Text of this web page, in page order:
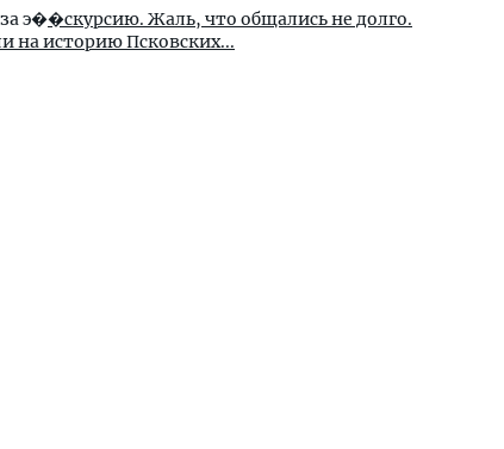
э��скурсию. Жаль, что общались не долго.
на историю Псковских...